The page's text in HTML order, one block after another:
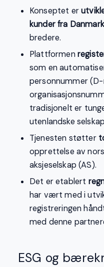
Konseptet er
kunder fra Danmark
bredere.
Plattformen
som en
personnummer
tradisjonelt er
utenlandske
Tjenesten støtter
opprettelse av
aksjeselskap (AS).
Det er etablert
har vært med i
registreringen
med denne
ESG og